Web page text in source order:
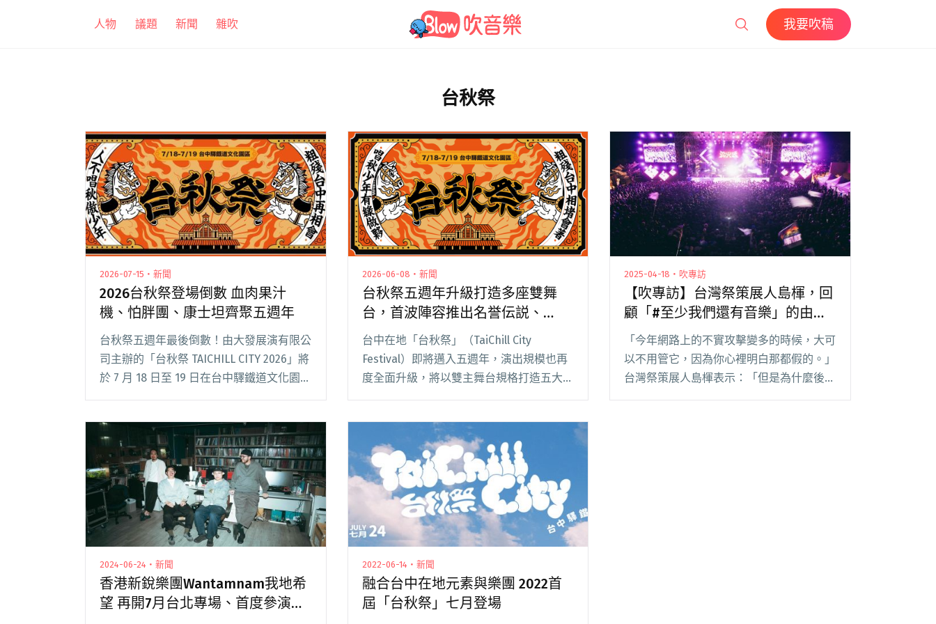
人物 議題 新聞 雜吹 我要吹稿
台秋祭
2026-07-15・新聞
2026台秋祭登場倒數 血肉果汁
機、怕胖團、康士坦齊聚五週年
台秋祭五週年最後倒數！由大發展演有限公
司主辦的「台秋祭 TAICHILL CITY 2026」將
於 7 月 18 日至 19 日在台中驛鐵道文化園區
（台中火車站前廣場）盛大舉行，今年以
91 組藝人，除閱讀全文 "2026台秋祭登場
倒數 血肉果汁機、怕胖團、康士坦齊聚五
週年"
2026-06-08・新聞
台秋祭五週年升級打造多座雙舞
台，首波陣容推出名誉伝説、
ENMW等多組日本話題新星
台中在地「台秋祭」（TaiChill City
Festival）即將邁入五週年，演出規模也再
度全面升級，將以雙主舞台規格打造五大舞
台。主題則響應馬年推出「龍馬搖滾家」，
文化園區展開。 適閱讀全文 "台秋祭五週年
升級打造多座雙舞台，首波陣容推出名誉伝
説、ENMW等多組日本話題新星"
2025-04-18・吹專訪
【吹專訪】台灣祭策展人島楎，回
顧「#至少我們還有音樂」的由
來：「我們很單純在墾丁做活動，
單純到只想擁抱音樂而已。 」
「今年網路上的不實攻擊變多的時候，大可
以不用管它，因為你心裡明白那都假的。」
台灣祭策展人島楎表示：「但是為什麼後來
會去反擊？想要好好的去跟人家訴說這件
2024-06-24・新聞
香港新銳樂團Wantamnam我地希
望 再開7月台北專場、首度參演台
2022-06-14・新聞
融合台中在地元素與樂團 2022首
屆「台秋祭」七月登場